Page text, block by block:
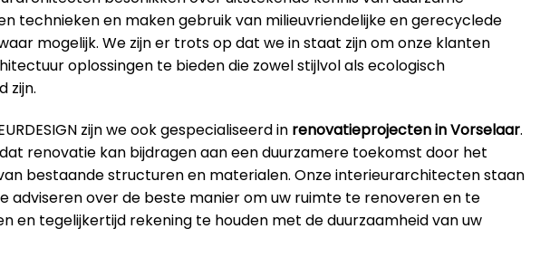
technieken en maken gebruik van milieuvriendelijke en gerecyclede
mogelijk. We zijn er trots op dat we in staat zijn om onze klanten
oplossingen te bieden die zowel stijlvol als ecologisch
zijn.
zijn we ook gespecialiseerd in renovatieprojecten in Vorselaar.
renovatie kan bijdragen aan een duurzamere toekomst door het
bestaande structuren en materialen. Onze interieurarchitecten staan
adviseren over de beste manier om uw ruimte te renoveren en te
en tegelijkertijd rekening te houden met de duurzaamheid van uw